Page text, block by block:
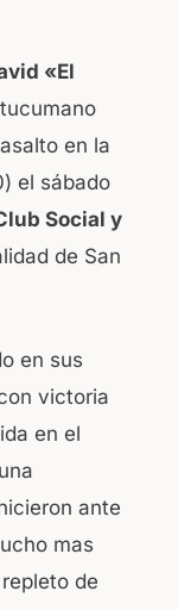
«El
en la
el sábado
Social y
de San
en sus
victoria
en el
ante
mas
de